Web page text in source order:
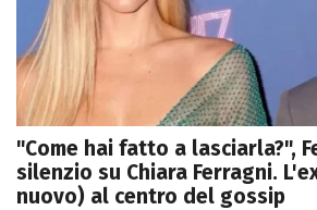
"Come hai fatto a lasciarla?",
silenzio su Chiara Ferragni.
nuovo) al centro del gossip